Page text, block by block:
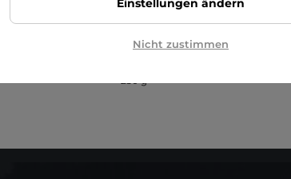
38 cm
250 g
Einstellungen ändern
Nicht zustimmen